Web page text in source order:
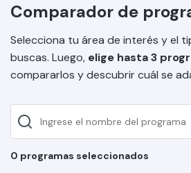
Comparador de
Selecciona tu área de interés y el
buscas. Luego, elige hasta 3
compararlos y descubrir cuál se
0 programas seleccionados